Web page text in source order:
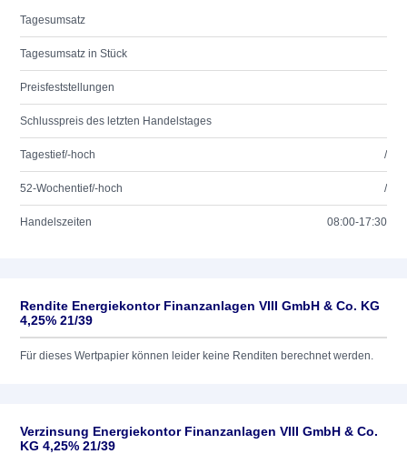
Tagesumsatz
Tagesumsatz in Stück
Preisfeststellungen
Schlusspreis des letzten Handelstages
Tagestief/-hoch /
52-Wochentief/-hoch /
Handelszeiten 08:00-17:30
Rendite Energiekontor Finanzanlagen VIII GmbH & Co. KG
4,25% 21/39
Für dieses Wertpapier können leider keine Renditen berechnet werden.
Verzinsung Energiekontor Finanzanlagen VIII GmbH & Co.
KG 4,25% 21/39